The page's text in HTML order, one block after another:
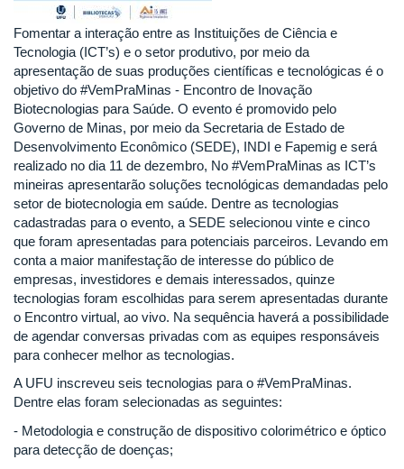
Fomentar a interação entre as Instituições de Ciência e
Tecnologia (ICT’s) e o setor produtivo, por meio da
apresentação de suas produções científicas e tecnológicas é o
objetivo do #VemPraMinas - Encontro de Inovação
Biotecnologias para Saúde. O evento é promovido pelo
Governo de Minas, por meio da Secretaria de Estado de
Desenvolvimento Econômico (SEDE), INDI e Fapemig e será
realizado no dia 11 de dezembro, No #VemPraMinas as ICT’s
mineiras apresentarão soluções tecnológicas demandadas pelo
setor de biotecnologia em saúde. Dentre as tecnologias
cadastradas para o evento, a SEDE selecionou vinte e cinco
que foram apresentadas para potenciais parceiros. Levando em
conta a maior manifestação de interesse do público de
empresas, investidores e demais interessados, quinze
tecnologias foram escolhidas para serem apresentadas durante
o Encontro virtual, ao vivo. Na sequência haverá a possibilidade
de agendar conversas privadas com as equipes responsáveis
para conhecer melhor as tecnologias.
A UFU inscreveu seis tecnologias para o #VemPraMinas.
Dentre elas foram selecionadas as seguintes:
- Metodologia e construção de dispositivo colorimétrico e óptico
para detecção de doenças;